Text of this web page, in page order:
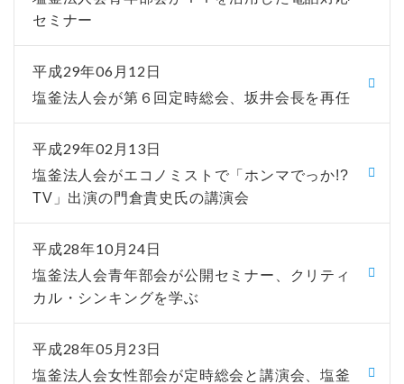
セミナー
平成29年06月12日
塩釜法人会が第６回定時総会、坂井会長を再任
平成29年02月13日
塩釜法人会がエコノミストで「ホンマでっか!?
TV」出演の門倉貴史氏の講演会
平成28年10月24日
塩釜法人会青年部会が公開セミナー、クリティ
カル・シンキングを学ぶ
平成28年05月23日
塩釜法人会女性部会が定時総会と講演会、塩釜